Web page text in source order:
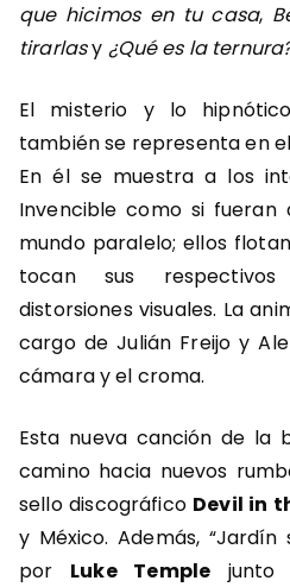
que hicimos en tu casa,
tirarlasy ¿Qué es la
El misterio y lo
también se representa en
En él se muestra a los
Invencible como si fueran
mundo paralelo; ellos
tocan sus
distorsiones visuales. La
cargo de Julián Freijo y
cámara y el croma.
Esta nueva canción de la
camino hacia nuevos
sello discográfico Devil in
y México. Además,
por Luke Temple junto